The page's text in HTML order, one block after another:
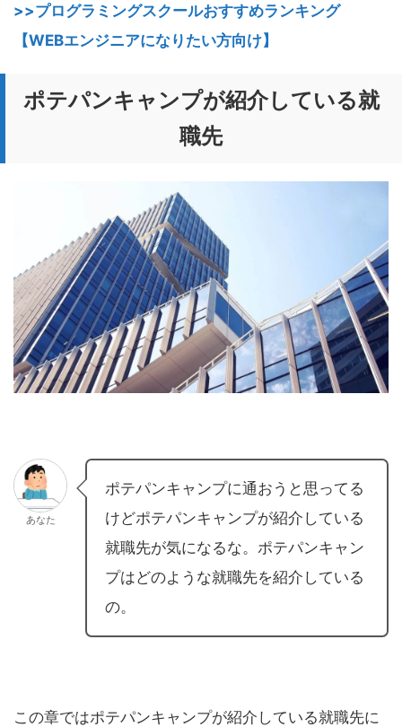
>>プログラミングスクールおすすめランキング
【WEBエンジニアになりたい方向け】
ポテパンキャンプが紹介している就
職先
あなた
ポテパンキャンプに通おうと思ってる
けどポテパンキャンプが紹介している
就職先が気になるな。ポテパンキャン
プはどのような就職先を紹介している
の。
この章ではポテパンキャンプが紹介している就職先に